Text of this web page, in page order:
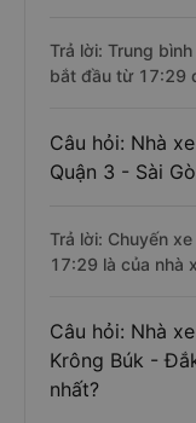
Trả lời: Trung
bắt đầu từ 17:29
Câu hỏi: Nhà
Quận 3 - Sài
Trả lời: Chuyến
17:29 là của nhà
Câu hỏi: Nhà
Krông Búk -
nhất?